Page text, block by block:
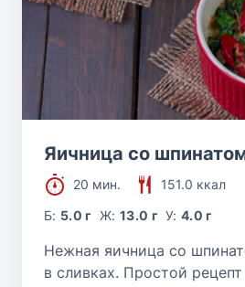
Яичница со
20 мин.
151.0 ккал
Б: 5.0 г Ж: 13.0 г У:4.0 г
Нежная яичница со
в сливках. Простой